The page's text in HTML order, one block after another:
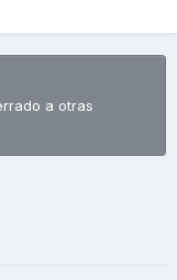
a otras